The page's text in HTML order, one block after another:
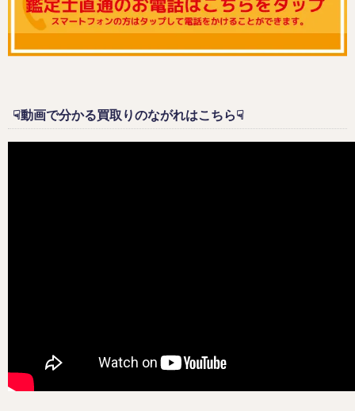
☟動画で分かる買取りのながれはこちら☟